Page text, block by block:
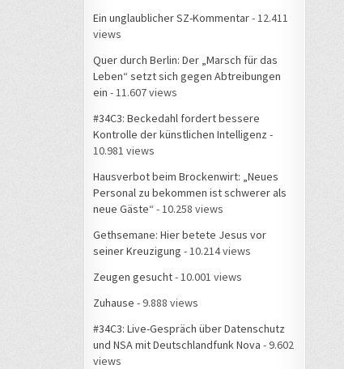
Ein unglaublicher SZ-Kommentar- 12.411
views
Quer durch Berlin: Der „Marsch für das
Leben“ setzt sich gegen Abtreibungen
ein - 11.607 views
#34C3: Beckedahl fordert bessere
Kontrolle der künstlichen Intelligenz -
10.981 views
Hausverbot beim Brockenwirt: „Neues
Personal zu bekommen ist schwerer als
neue Gäste“ - 10.258 views
Gethsemane: Hier betete Jesus vor
seiner Kreuzigung - 10.214 views
Zeugen gesucht- 10.001 views
Zuhause - 9.888 views
#34C3: Live-Gespräch über Datenschutz
und NSA mit Deutschlandfunk Nova - 9.602
views